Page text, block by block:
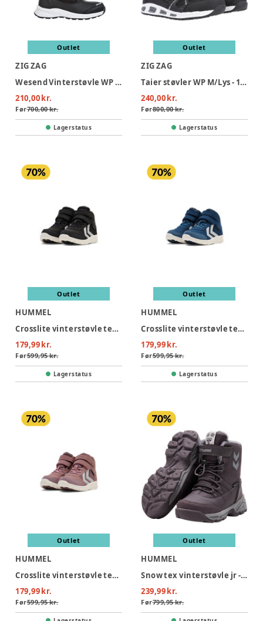
Outlet
ZIG ZAG
Wesend Vinterstøvle WP - 1001A
210,00 kr.
Før700,00 kr.
Lagerstatus
Outlet
ZIG ZAG
Taier støvler WP M/Lys - 1001
240,00 kr.
Før800,00 kr.
Lagerstatus
Outlet
HUMMEL
Crosslite vinterstøvle tex jr - 2352
179,99 kr.
Før599,95 kr.
Lagerstatus
Outlet
HUMMEL
Crosslite vinterstøvle tex jr - 7642
179,99 kr.
Før599,95 kr.
Lagerstatus
Outlet
HUMMEL
Crosslite vinterstøvle tex jr - 8719
179,99 kr.
Før599,95 kr.
Outlet
HUMMEL
Snow tex vinterstøvle jr - 2412
239,99 kr.
Før799,95 kr.